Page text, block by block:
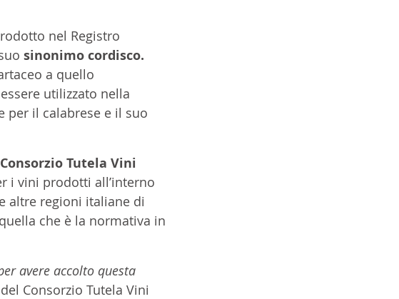
nel Registro
sinonimo cordisco.
a quello
utilizzato nella
per il calabrese e il suo
Consorzio Tutela Vini
i vini prodotti all’interno
altre regioni italiane di
che è la normativa in
avere accolto questa
Consorzio Tutela Vini